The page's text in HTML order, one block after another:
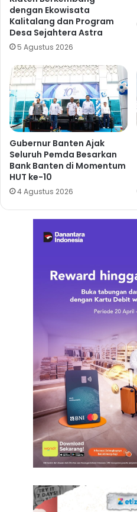
dengan Ekowisata
Kalitalang dan Program
Desa Sejahtera Astra
5 Agustus 2026
Gubernur Banten Ajak
Seluruh Pemda Besarkan
Bank Banten di Momentum
HUT ke-10
4 Agustus 2026